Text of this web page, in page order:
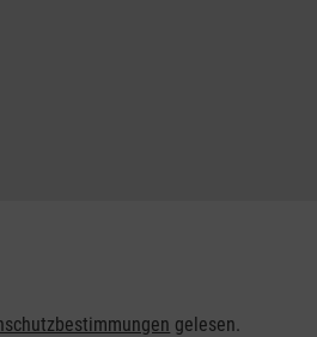
gelesen.